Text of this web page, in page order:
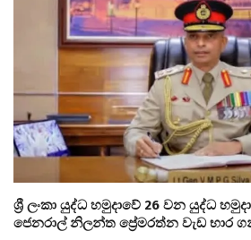
ශ්‍රී ලංකා යුද්ධ හමුදාවේ 26 වන යුද්ධ
ජෙනරාල් නිලන්ත ප්‍රේමරත්න වැඩ භාර